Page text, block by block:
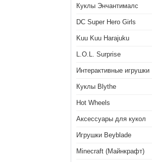
Куклы Энчантималс
DC Super Hero Girls
Kuu Kuu Harajuku
L.O.L. Surprise
Интерактивные игрушки
Куклы Blythe
Hot Wheels
Аксессуары для кукол
Игрушки Beyblade
Minecraft (Майнкрафт)